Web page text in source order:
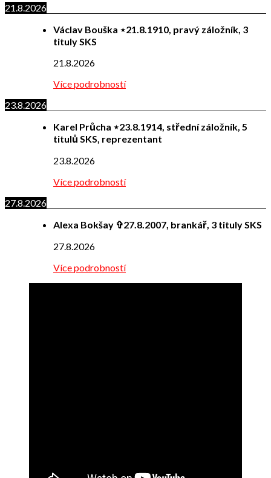
21.8.2026
Václav Bouška ⋆21.8.1910, pravý záložník, 3
tituly SKS
21.8.2026
Více podrobností
23.8.2026
Karel Průcha ⋆23.8.1914, střední záložník, 5
titulů SKS, reprezentant
23.8.2026
Více podrobností
27.8.2026
Alexa Bokšay ✞27.8.2007, brankář, 3 tituly SKS
27.8.2026
Více podrobností